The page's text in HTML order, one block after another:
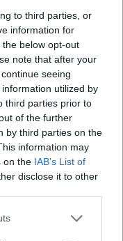
to third parties, or
information for
below opt-out
note that after your
seeing
utilized by
third parties prior to
of the further
by third parties on the
information may
on the IAB’s List of
disclose it to other
or more Google
lágyakon van, míg a
ezreddel kerül a
második, de jön
Sainz négy tizedes
követi a harmadik-